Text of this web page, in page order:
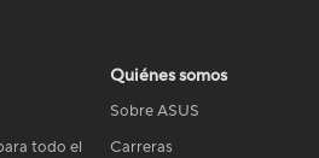
todo el
Quiénes somos
Sobre ASUS
Carreras